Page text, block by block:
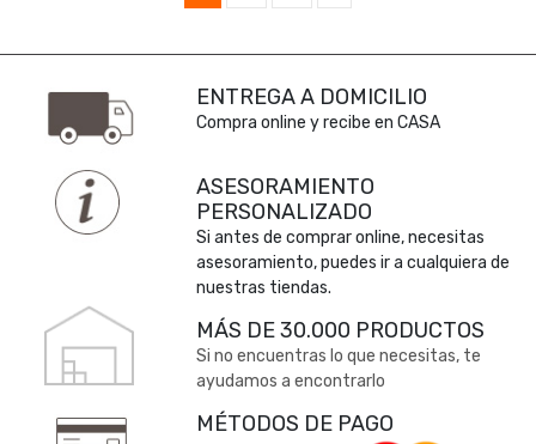
ENTREGA A DOMICILIO
Compra online y recibe en CASA
ASESORAMIENTO
PERSONALIZADO
Si antes de comprar online, necesitas
asesoramiento, puedes ir a cualquiera de
nuestras tiendas.
MÁS DE 30.000 PRODUCTOS
Si no encuentras lo que necesitas, te
ayudamos a encontrarlo
MÉTODOS DE PAGO